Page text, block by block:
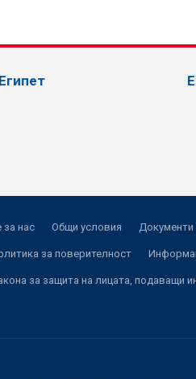
Египет
за нас Общи условия Документи
за поверителност
за защита на лицата, подаващи